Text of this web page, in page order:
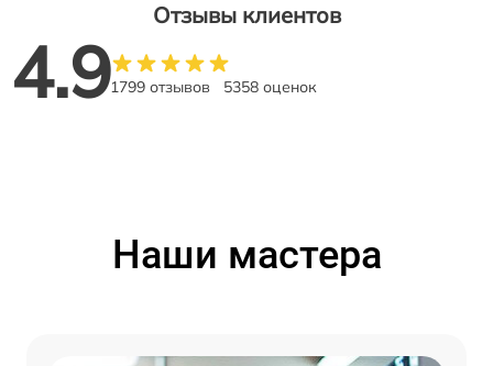
Отзывы клиентов
4.91799 отзывов 5358 оценок
Наши мастера